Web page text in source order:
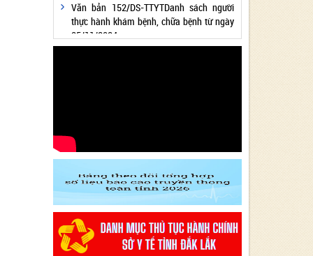
Văn bản 152/DS-TTYTDanh sách người
thực hành khám bệnh, chữa bệnh từ ngày
25/11/2024
2024 - Lĩnh vực Y tế
Văn bản 24/KH-SYT về việc thực hiện
Chương trình hành động thực hiện Nghị
quyết số 01/NQ-CP ngày 05/01/2024 của
Chính phủ về nhiệm vụ, giải pháp chủ yếu
thực hiện Kế hoạch phát triển kinh tế - xã
hội và Dự toán ngân sách nhà nước năm
2024 - Lĩnh vực Y tế